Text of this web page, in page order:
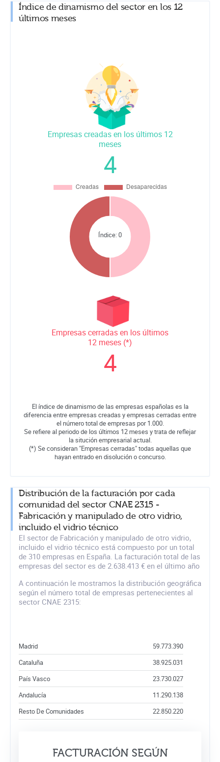
Índice de dinamismo del sector en los 12
últimos meses
Empresas creadas en los últimos 12
meses
4
Índice:0
Empresas cerradas en los últimos
12 meses (*)
4
El índice de dinamismo de las empresas españolas es la
diferencia entre empresas creadas y empresas cerradas entre
el número total de empresas por 1.000.
Se refiere al periodo de los últimos 12 meses y trata de reflejar
la situción empresarial actual.
(*) Se consideran "Empresas cerradas" todas aquellas que
hayan entrado en disolución o concurso.
Distribución de la facturación por cada
comunidad del sector CNAE 2315 -
Fabricación y manipulado de otro vidrio,
incluido el vidrio técnico
El sector de Fabricación y manipulado de otro vidrio,
incluido el vidrio técnico está compuesto por un total
de 310 empresas en España. La facturación total de las
empresas del sector es de 2.638.413 € en el último año
A continuación le mostramos la distribución geográfica
según el número total de empresas pertenecientes al
sector CNAE 2315:
Madrid
59.773.390
Cataluña
38.925.031
País Vasco
23.730.027
Andalucía
11.290.138
Resto De Comunidades
22.850.220
FACTURACIÓN SEGÚN